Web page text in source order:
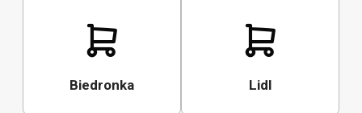
Biedronka Lidl